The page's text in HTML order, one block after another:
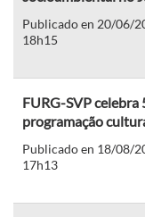
Publicado en 20/06/
18h15
FURG-SVP celebra
programação
Publicado en 18/08/
17h13